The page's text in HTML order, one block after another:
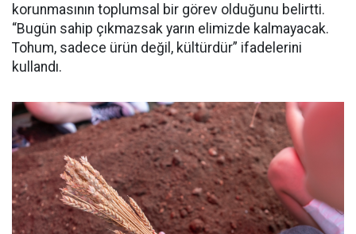
korunmasının toplumsal bir görev olduğunu belirtti.
“Bugün sahip çıkmazsak yarın elimizde kalmayacak.
Tohum, sadece ürün değil, kültürdür” ifadelerini
kullandı.